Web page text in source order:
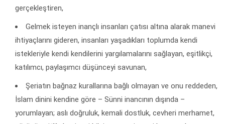
gerçekleştiren,
Gelmek isteyen inançlı insanları çatısı altına alarak manevi
ihtiyaçlarını gideren, insanları yaşadıkları toplumda kendi
istekleriyle kendi kendilerini yargılamalarını sağlayan, eşitlikçi,
katılımcı, paylaşımcı düşünceyi savunan,
Şeriatın bağnaz kurallarına bağlı olmayan ve onu reddeden,
İslam dinini kendine göre – Sünni inancının dışında –
yorumlayan; aslı doğruluk, kemali dostluk, cevheri merhamet,